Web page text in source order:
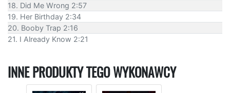
18. Did Me Wrong 2:57
19. Her Birthday 2:34
20. Booby Trap 2:16
21. I Already Know 2:21
INNE PRODUKTY TEGO WYKONAWCY